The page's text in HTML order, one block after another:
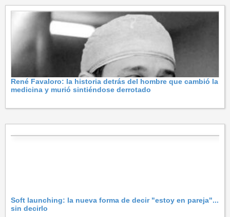
René Favaloro: la historia detrás del hombre que cambió la
medicina y murió sintiéndose derrotado
Soft launching: la nueva forma de decir "estoy en pareja"...
sin decirlo